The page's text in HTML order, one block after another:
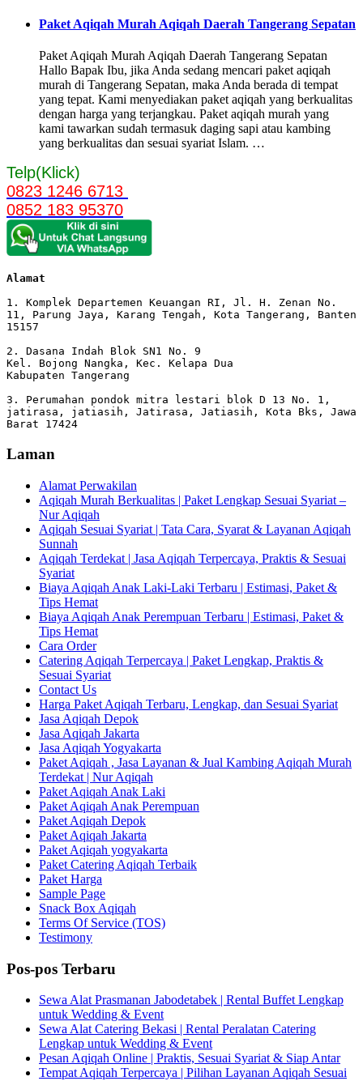
Paket Aqiqah Murah Aqiqah Daerah Tangerang Sepatan
Paket Aqiqah Murah Aqiqah Daerah Tangerang Sepatan
Hallo Bapak Ibu, jika Anda sedang mencari paket aqiqah
murah di Tangerang Sepatan, maka Anda berada di tempat
yang tepat. Kami menyediakan paket aqiqah yang berkualitas
dengan harga yang terjangkau. Paket aqiqah murah yang
kami tawarkan sudah termasuk daging sapi atau kambing
yang berkualitas dan sesuai syariat Islam. …
Telp(Klick)
0823 1246 6713
0852 183 95370
Alamat
1. Komplek Departemen Keuangan RI, Jl. H. Zenan No.
11, Parung Jaya, Karang Tengah, Kota Tangerang, Banten
15157
2. Dasana Indah Blok SN1 No. 9
Kel. Bojong Nangka, Kec. Kelapa Dua
Kabupaten Tangerang
3. Perumahan pondok mitra lestari blok D 13 No. 1,
jatirasa, jatiasih, Jatirasa, Jatiasih, Kota Bks, Jawa
Barat 17424
Laman
Alamat Perwakilan
Aqiqah Murah Berkualitas | Paket Lengkap Sesuai Syariat –
Nur Aqiqah
Aqiqah Sesuai Syariat | Tata Cara, Syarat & Layanan Aqiqah
Sunnah
Aqiqah Terdekat | Jasa Aqiqah Terpercaya, Praktis & Sesuai
Syariat
Biaya Aqiqah Anak Laki-Laki Terbaru | Estimasi, Paket &
Tips Hemat
Biaya Aqiqah Anak Perempuan Terbaru | Estimasi, Paket &
Tips Hemat
Cara Order
Catering Aqiqah Terpercaya | Paket Lengkap, Praktis &
Sesuai Syariat
Contact Us
Harga Paket Aqiqah Terbaru, Lengkap, dan Sesuai Syariat
Jasa Aqiqah Depok
Jasa Aqiqah Jakarta
Jasa Aqiqah Yogyakarta
Paket Aqiqah , Jasa Layanan & Jual Kambing Aqiqah Murah
Terdekat | Nur Aqiqah
Paket Aqiqah Anak Laki
Paket Aqiqah Anak Perempuan
Paket Aqiqah Depok
Paket Aqiqah Jakarta
Paket Aqiqah yogyakarta
Paket Catering Aqiqah Terbaik
Paket Harga
Sample Page
Snack Box Aqiqah
Terms Of Service (TOS)
Testimony
Pos-pos Terbaru
Sewa Alat Prasmanan Jabodetabek | Rental Buffet Lengkap
untuk Wedding & Event
Sewa Alat Catering Bekasi | Rental Peralatan Catering
Lengkap untuk Wedding & Event
Pesan Aqiqah Online | Praktis, Sesuai Syariat & Siap Antar
Tempat Aqiqah Terpercaya | Pilihan Layanan Aqiqah Sesuai